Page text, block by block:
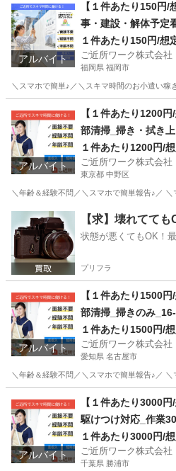
アルバイト
【１件あたり150円
事・建設・解体予定
１件あたり150円/想
ご近所ワーク株式会社
福岡県 福岡市
＼スマホで簡単♪／＼スキマ時間のお小遣い
その他 1件
アルバイト
【１件あたり1200
部清掃_掃き・拭き
１件あたり1200円/
ご近所ワーク株式会社
東京都 中野区
＼年齢＆経験不問／＼スマホで簡単報告♪／
東京 中野区 その他 1件
【求】壊れてて
状態が悪くてもOK！
プリフラ
アルバイト
【１件あたり1500
部清掃_掃きのみ
１件あたり1500円/
ご近所ワーク株式会社
愛知県 名古屋市
＼年齢＆経験不問／＼スマホで簡単報告♪／
その他
アルバイト
【１件あたり3000
駆けつけ対応_作業
１件あたり3000円/
ご近所ワーク株式会社
千葉県 勝浦市